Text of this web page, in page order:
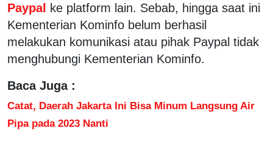
Paypal
ke platform lain. Sebab, hingga saat ini
Kementerian Kominfo belum berhasil
melakukan komunikasi atau pihak Paypal tidak
menghubungi Kementerian Kominfo.
Baca Juga :
Catat, Daerah Jakarta Ini Bisa Minum Langsung Air
Pipa pada 2023 Nanti